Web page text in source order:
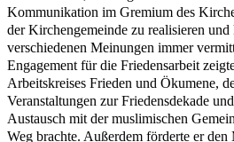
Kommunikation im Gremium des
der Kirchengemeinde zu realisieren
verschiedenen Meinungen immer
Engagement für die Friedensarbeit
Arbeitskreises Frieden und Ökumene,
Veranstaltungen zur Friedensdekade
Austausch mit der muslimischen
Weg brachte. Außerdem förderte er den